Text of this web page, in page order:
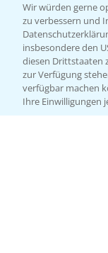
Wir würden gerne
zu verbessern und
insbesondere den
diesen Drittstaaten
zur Verfügung
verfügbar machen
Ihre Einwilligungen